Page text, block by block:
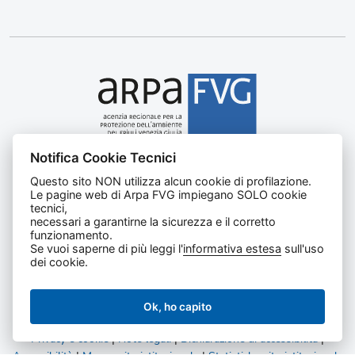
Agenzia regionale per la protezione dell’ambiente del
Friuli Venezia Giulia
C.F. e P. IVA 02096520305
Tel 0432 1918111
Privacy e cookie|Note legali|Dichiarazione di accessibilità|
Notifica Cookie Tecnici
Questo sito NON utilizza alcun cookie di profilazione.
Le pagine web di Arpa FVG impiegano SOLO cookie
tecnici,
necessari a garantirne la sicurezza e il corretto
funzionamento.
Se vuoi saperne di più leggi l'informativa estesa sull'uso
dei cookie.
Ok, ho capito